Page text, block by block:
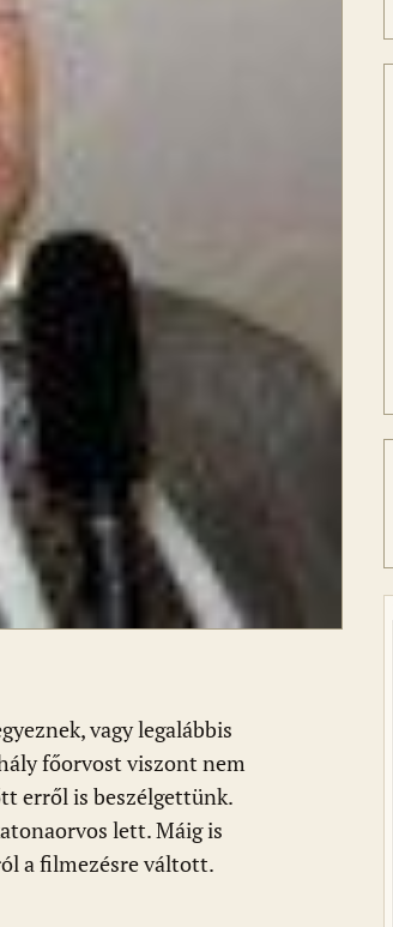
vagy legalábbis
főorvost viszont nem
erről is beszélgettünk.
lett. Máig is
a filmezésre váltott.